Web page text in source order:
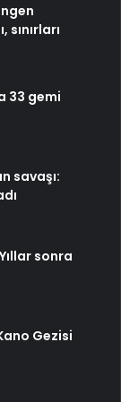
sınırları
33 gemi
savaşı:
sonra
Gezisi